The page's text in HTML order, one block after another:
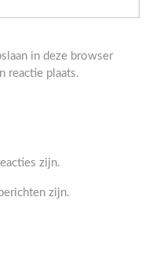
in deze browser
reactie plaats.
zijn.
zijn.